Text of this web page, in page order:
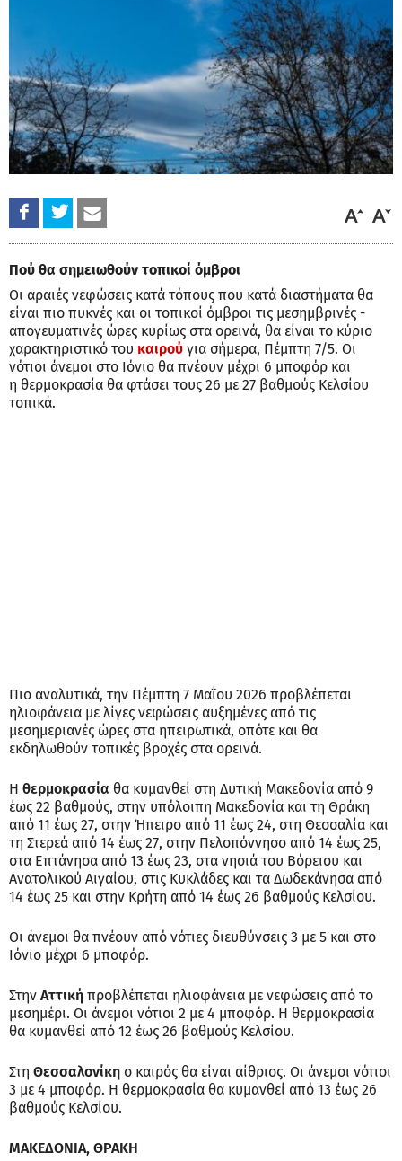
Πού θα σημειωθούν τοπικοί όμβροι
Οι αραιές νεφώσεις κατά τόπους που κατά διαστήματα θα
είναι πιο πυκνές και οι τοπικοί όμβροι τις μεσημβρινές -
απογευματινές ώρες κυρίως στα ορεινά, θα είναι το κύριο
χαρακτηριστικό του καιρού για σήμερα, Πέμπτη 7/5. Οι
νότιοι άνεμοι στο Ιόνιο θα πνέουν μέχρι 6 μποφόρ και
η θερμοκρασία θα φτάσει τους 26 με 27 βαθμούς Κελσίου
τοπικά.
Πιο αναλυτικά, την Πέμπτη 7 Μαΐου 2026 προβλέπεται
ηλιοφάνεια με λίγες νεφώσεις αυξημένες από τις
μεσημεριανές ώρες στα ηπειρωτικά, οπότε και θα
εκδηλωθούν τοπικές βροχές στα ορεινά.
Η θερμοκρασία θα κυμανθεί στη Δυτική Μακεδονία από 9
έως 22 βαθμούς, στην υπόλοιπη Μακεδονία και τη Θράκη
από 11 έως 27, στην Ήπειρο από 11 έως 24, στη Θεσσαλία και
τη Στερεά από 14 έως 27, στην Πελοπόννησο από 14 έως 25,
στα Επτάνησα από 13 έως 23, στα νησιά του Βόρειου και
Ανατολικού Αιγαίου, στις Κυκλάδες και τα Δωδεκάνησα από
14 έως 25 και στην Κρήτη από 14 έως 26 βαθμούς Κελσίου.
Οι άνεμοι θα πνέουν από νότιες διευθύνσεις 3 με 5 και στο
Ιόνιο μέχρι 6 μποφόρ.
Στην Αττική προβλέπεται ηλιοφάνεια με νεφώσεις από το
μεσημέρι. Οι άνεμοι νότιοι 2 με 4 μποφόρ. Η θερμοκρασία
θα κυμανθεί από 12 έως 26 βαθμούς Κελσίου.
Στη Θεσσαλονίκη ο καιρός θα είναι αίθριος. Οι άνεμοι νότιοι
3 με 4 μποφόρ. Η θερμοκρασία θα κυμανθεί από 13 έως 26
βαθμούς Κελσίου.
ΜΑΚΕΔΟΝΙΑ, ΘΡΑΚΗ